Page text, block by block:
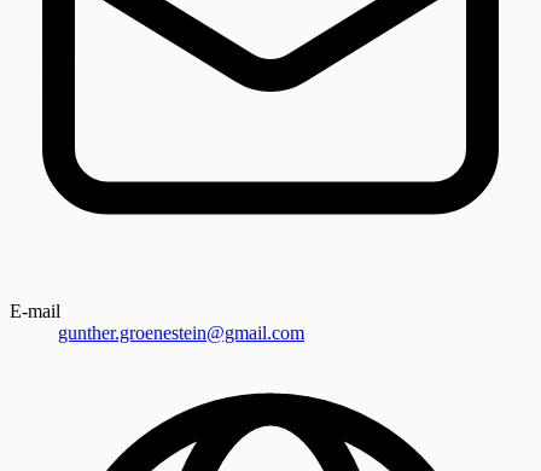
E-mail
gunther.groenestein@gmail.com